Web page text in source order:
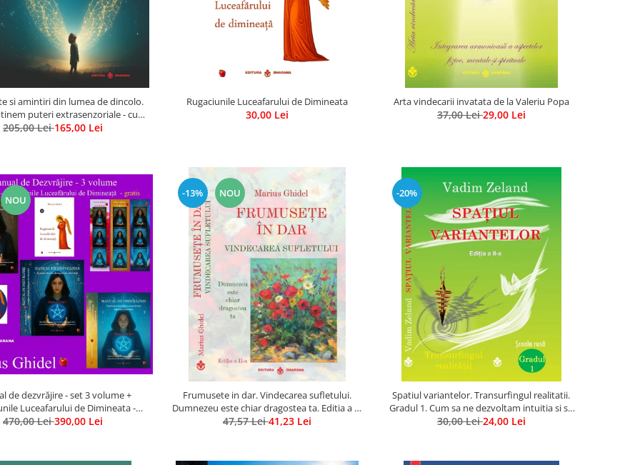
si amintiri din lumea de dincolo.
puteri extrasenzoriale - cu
exercitii
205,00 Lei165,00 Lei
Rugaciunile Luceafarului de Dimineata
30,00 Lei
Arta vindecarii invatata de la Valeriu Popa
37,00 Lei29,00 Lei
NOU
de dezvrăjire - set 3 volume +
Luceafarului de Dimineata -
Gratuit)
470,00 Lei390,00 Lei
-13% NOU
Frumusete in dar. Vindecarea sufletului.
Dumnezeu este chiar dragostea ta. Editia a 2-
a
47,57 Lei41,23 Lei
-20%
Spatiul variantelor. Transurfingul realitatii.
Gradul 1. Cum sa ne dezvoltam intuitia si sa
ne alegem soarta
30,00 Lei24,00 Lei